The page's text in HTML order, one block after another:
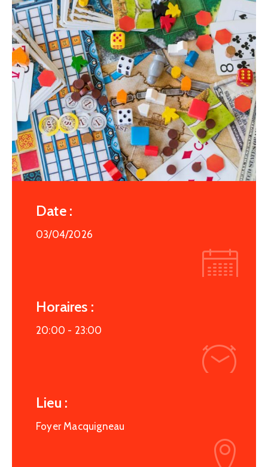
Date :
03/04/2026
Horaires :
20:00 - 23:00
Lieu :
Foyer Macquigneau